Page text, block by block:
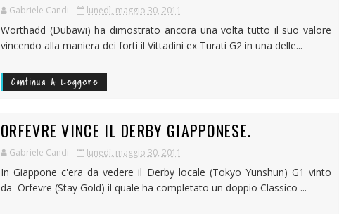
Gabriele Candi lunedì, maggio 30, 2011
Worthadd (Dubawi) ha dimostrato ancora una volta tutto il suo valore
vincendo alla maniera dei forti il Vittadini ex Turati G2 in una delle...
Continua A Leggere
ORFEVRE VINCE IL DERBY GIAPPONESE.
Gabriele Candi lunedì, maggio 30, 2011
In Giappone c'era da vedere il Derby locale (Tokyo Yunshun) G1 vinto
da Orfevre (Stay Gold) il quale ha completato un doppio Classico ...